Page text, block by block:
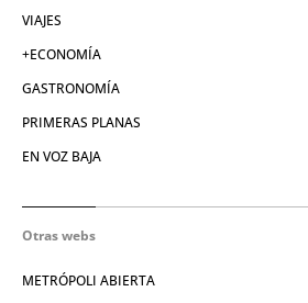
VIAJES
+ECONOMÍA
GASTRONOMÍA
PRIMERAS PLANAS
EN VOZ BAJA
Otras webs
METRÓPOLI ABIERTA